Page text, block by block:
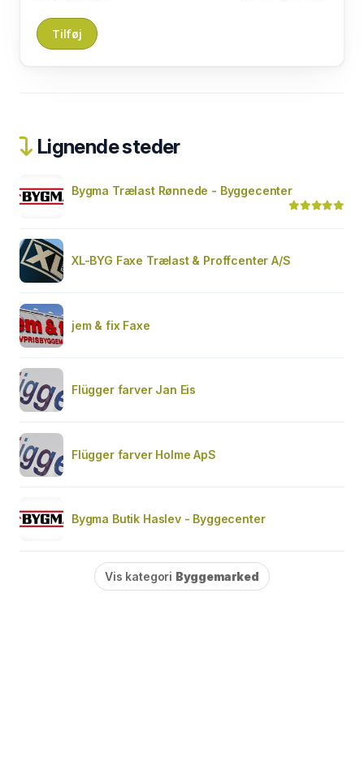
Lignende steder
Bygma Trælast Rønnede - Byggecenter
XL-BYG Faxe Trælast & Proffcenter A/S
jem & fix Faxe
Flügger farver Jan Eis
Flügger farver Holme ApS
Bygma Butik Haslev - Byggecenter
Vis kategori Byggemarked